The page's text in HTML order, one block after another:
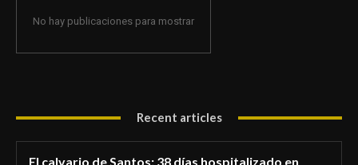
No hay publicaciones para mostrar
Recent articles
El calvario de Santos: 38 días hospitalizado en